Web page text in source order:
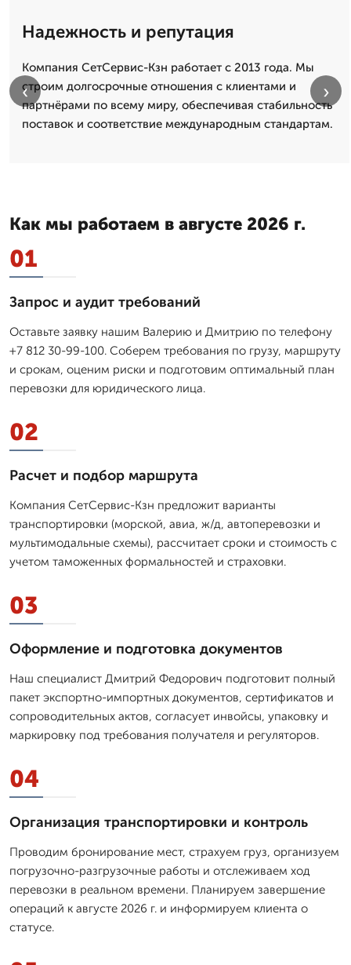
Надежность и репутация
Компания СетСервис-Кзн работает с 2013 года. Мы
строим долгосрочные отношения с клиентами и
партнёрами по всему миру, обеспечивая стабильность
поставок и соответствие международным стандартам.
‹ ›
Как мы работаем в августе 2026 г.
01
Запрос и аудит требований
Оставьте заявку нашим Валерию и Дмитрию по телефону
+7 812 30-99-100. Соберем требования по грузу, маршруту
и срокам, оценим риски и подготовим оптимальный план
перевозки для юридического лица.
02
Расчет и подбор маршрута
Компания СетСервис-Кзн предложит варианты
транспортировки (морской, авиа, ж/д, автоперевозки и
мультимодальные схемы), рассчитает сроки и стоимость с
учетом таможенных формальностей и страховки.
03
Оформление и подготовка документов
Наш специалист Дмитpий Федорович подготовит полный
пакет экспортно-импортных документов, сертификатов и
сопроводительных актов, согласует инвойсы, упаковку и
маркировку под требования получателя и регуляторов.
04
Организация транспортировки и контроль
Проводим бронирование мест, страхуем груз, организуем
погрузочно-разгрузочные работы и отслеживаем ход
перевозки в реальном времени. Планируем завершение
операций к августе 2026 г. и информируем клиента о
статусе.